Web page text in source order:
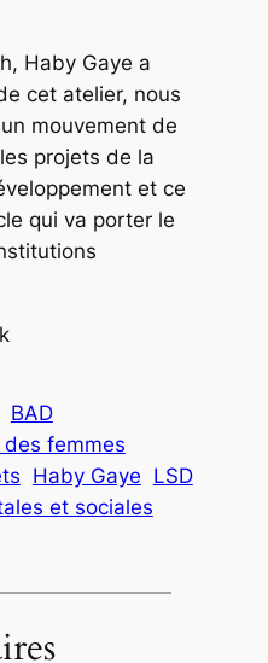
Haby Gaye a
cet atelier, nous
mouvement de
projets de la
et ce
qui va porter le
BAD
femmes
Haby Gaye LSD
et sociales